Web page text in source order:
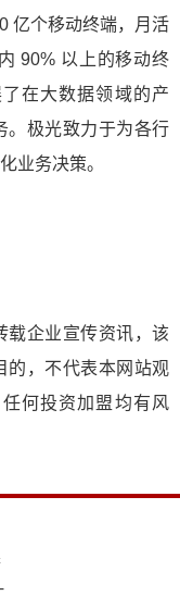
亿个移动终端，月活
90% 以上的移动终
在大数据领域的产
。极光致力于为各行
业务决策。
载企业宣传资讯，该
的，不代表本网站观
何投资加盟均有风